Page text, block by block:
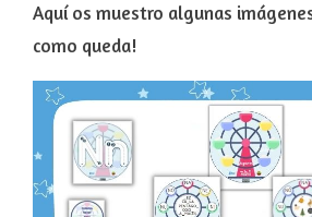
Aquí os muestro algunas
como queda!